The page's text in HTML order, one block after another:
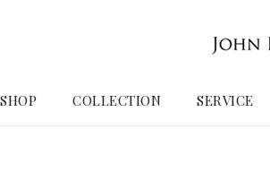
SHOP COLLECTION SERVICE